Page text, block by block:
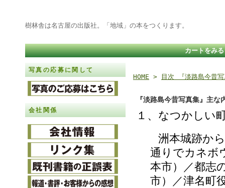
樹林舎は名古屋の出版社。「地域」の本をつくります。
カートをみる
写真の応募に関して
会社関係
HOME > 目次 『淡路島今昔
『淡路島今昔写真集』主な
１、なつかしい
洲本城跡から
通りでカネボ
本市）／都志
市）／津名町